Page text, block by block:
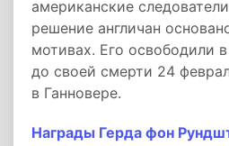
американские
решение англичан
мотивах. Его освободили
до своей смерти 24
в Ганновере.
Награды Герда фон